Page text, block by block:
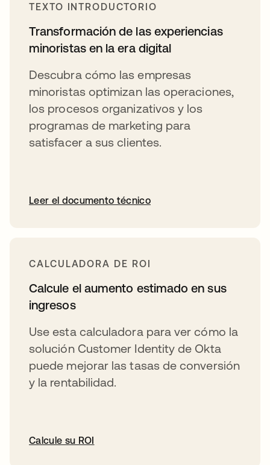
TEXTO INTRODUCTORIO
Transformación de las experiencias
minoristas en la era digital
Descubra cómo las empresas
minoristas optimizan las operaciones,
los procesos organizativos y los
programas de marketing para
satisfacer a sus clientes.
Leer el documento técnico
CALCULADORA DE ROI
Calcule el aumento estimado en sus
ingresos
Use esta calculadora para ver cómo la
solución Customer Identity de Okta
puede mejorar las tasas de conversión
y la rentabilidad.
Calcule su ROI